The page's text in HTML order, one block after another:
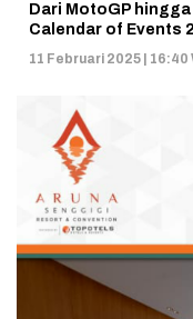
Dari MotoGP
Calendar of Events
11 Februari 2025 | 16:40